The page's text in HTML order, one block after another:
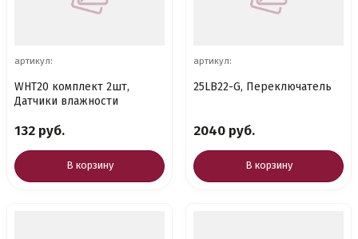
артикул:
WHT20 комплект 2шт,
Датчики влажности
132 руб.
В корзину
артикул:
25LB22-G, Переключатель
2040 руб.
В корзину